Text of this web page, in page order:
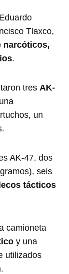
Tlaxco,
narcóticos,
.
tres AK-
un
AK-47, dos
seis
tácticos
camioneta
y una
utilizados